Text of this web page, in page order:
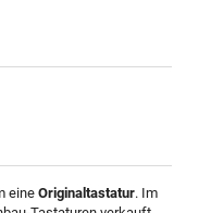
eine Originaltastatur. Im